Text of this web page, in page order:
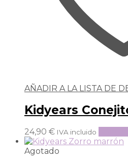
AÑADIR A LA LISTA DE
Kidyears
24,90 € IVA incluido
Agotado